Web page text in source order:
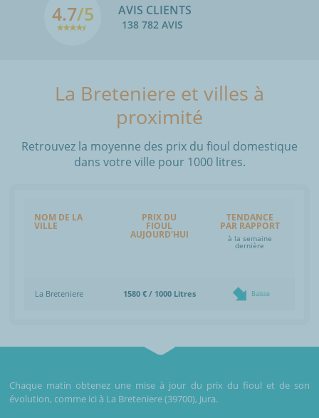
4.7/5 AVIS CLIENTS
138 782 AVIS
La Breteniere et villes à
proximité
Retrouvez la moyenne des prix du fioul domestique
dans votre ville pour 1000 litres.
NOM DE LA
VILLE
PRIX DU
FIOUL
AUJOURD'HUI
TENDANCE
PAR RAPPORT
à la semaine
dernière
La Breteniere 1580 € / 1000 Litres Baisse
Chaque matin obtenez une mise à jour du prix du fioul et de son
évolution, comme ici à La Breteniere (39700), Jura.